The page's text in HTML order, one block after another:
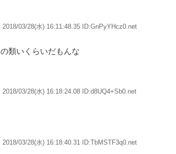
2018/03/28(水) 16:11:48.35 ID:GnPyYHcz0.net
類いくらいだもんな
2018/03/28(水) 16:18:24.08 ID:d8UQ4+Sb0.net
2018/03/28(水) 16:18:40.31 ID:TbMSTF3q0.net